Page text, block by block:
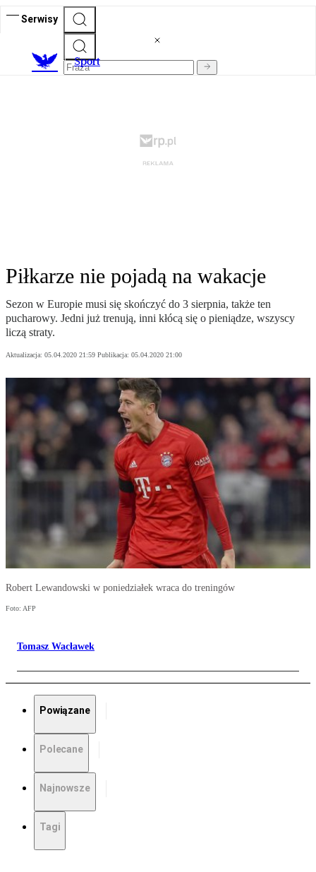
Serwisy
Sport
Piłkarze nie pojadą na wakacje
Sezon w Europie musi się skończyć do 3 sierpnia, także ten
pucharowy. Jedni już trenują, inni kłócą się o pieniądze, wszyscy
liczą straty.
Aktualizacja: 05.04.2020 21:59 Publikacja: 05.04.2020 21:00
Robert Lewandowski w poniedziałek wraca do treningów
Foto: AFP
Tomasz Wacławek
Powiązane
Polecane
Najnowsze
Tagi